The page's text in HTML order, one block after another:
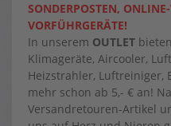
SONDERPOSTEN,
VORFÜHRGERÄTE!
In unserem OUTLET
Klimageräte, Aircooler,
Heizstrahler, Luftreiniger,
mehr schon ab 5,- € an!
Versandretouren-Artikel